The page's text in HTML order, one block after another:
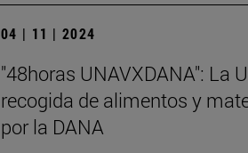
04 | 11 | 2024
"48horas UNAVXDANA": La
recogida de alimentos y
por la DANA